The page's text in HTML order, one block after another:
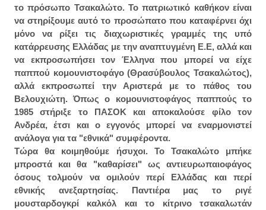
το πρόσωπο Τσακαλώτο. Το πατριωτικό καθήκον είναι
να στηρίξουμε αυτό το προσώπατο που καταφέρνει όχι
μόνο να ρίξει τις διαχωριστικές γραμμές της υπό
κατάρρευσης Ελλάδας με την αναπτυγμένη Ε.Ε, αλλά και
να εκπροσωπήσει τον Έλληνα που μπορεί να είχε
παππού κομουνιστοφάγο (Θρασύβουλος Τσακαλώτος),
αλλά εκπροσωπεί την Αριστερά με το πάθος του
Βελουχιώτη. Όπως ο κομουνιστοφάγος παππούς το
1985 στήριξε το ΠΑΣΟΚ και αποκαλούσε φίλο τον
Ανδρέα, έτσι και ο εγγονός μπορεί να εναρμονιστεί
ανάλογα για τα "εθνικά" συμφέροντα.
Τώρα θα κοιμηθούμε ήσυχοι. Το Τσακαλώτο μπήκε
μπροστά και θα "καθαρίσει" ως αντιευρωπαιοφάγος
όσους τολμούν να ομιλούν περί Ελλάδας και περί
εθνικής ανεξαρτησίας. Παντιέρα μας το ριγέ
μουσταρδογκρί καλκόλ και το κίτρινο τσακαλωτάν